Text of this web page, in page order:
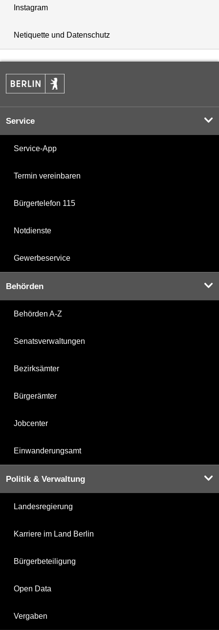
Instagram
Netiquette und Datenschutz
Service
Service-App
Termin vereinbaren
Bürgertelefon 115
Notdienste
Gewerbeservice
Behörden
Behörden A-Z
Senatsverwaltungen
Bezirksämter
Bürgerämter
Jobcenter
Einwanderungsamt
Politik & Verwaltung
Landesregierung
Karriere im Land Berlin
Bürgerbeteiligung
Open Data
Vergaben